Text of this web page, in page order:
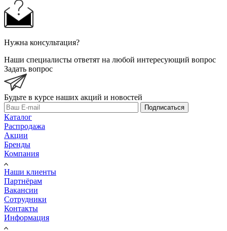
Нужна консультация?
Наши специалисты ответят на любой интересующий вопрос
Задать вопрос
Будьте в курсе наших акций и новостей
Подписаться
Каталог
Распродажа
Акции
Бренды
Компания
Наши клиенты
Партнёрам
Вакансии
Сотрудники
Контакты
Информация